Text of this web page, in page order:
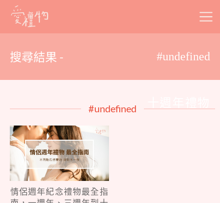
Skip
搜尋結果 - #undefined
#undefined
情侶週年紀念禮物最全指